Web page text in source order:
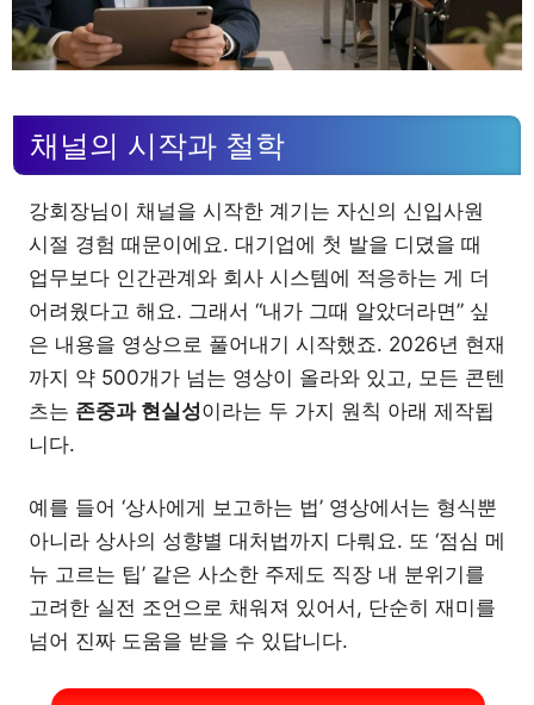
채널의 시작과 철학
강회장님이 채널을 시작한 계기는 자신의 신입사원
시절 경험 때문이에요. 대기업에 첫 발을 디뎠을 때
업무보다 인간관계와 회사 시스템에 적응하는 게 더
어려웠다고 해요. 그래서 “내가 그때 알았더라면” 싶
은 내용을 영상으로 풀어내기 시작했죠. 2026년 현재
까지 약 500개가 넘는 영상이 올라와 있고, 모든 콘텐
츠는 존중과 현실성이라는 두 가지 원칙 아래 제작됩
니다.
예를 들어 ‘상사에게 보고하는 법’ 영상에서는 형식뿐
아니라 상사의 성향별 대처법까지 다뤄요. 또 ‘점심 메
뉴 고르는 팁’ 같은 사소한 주제도 직장 내 분위기를
고려한 실전 조언으로 채워져 있어서, 단순히 재미를
넘어 진짜 도움을 받을 수 있답니다.